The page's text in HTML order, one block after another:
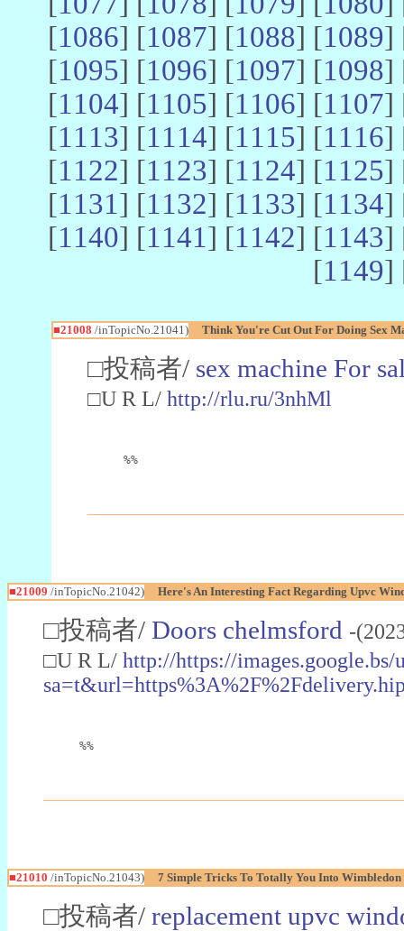
[1086] [1087] [1088] [1089]
[1095] [1096] [1097] [1098]
[1104] [1105] [1106] [1107]
[1113] [1114] [1115] [1116]
[1122] [1123] [1124] [1125]
[1131] [1132] [1133] [1134]
[1140] [1141] [1142] [1143]
[1149]
■21008 /inTopicNo.21041) Think You're Cut Out For Doing Sex
□投稿者/ sex machine For
□U R L/ http://rlu.ru/3nhMl
%%
■21009 /inTopicNo.21042) Here's An Interesting Fact Regarding Upvc
□投稿者/ Doors chelmsford -
□U R L/ http://https://images.google.bs/
%%
■21010 /inTopicNo.21043) 7 Simple Tricks To Totally You Into
□投稿者/ replacement upvc